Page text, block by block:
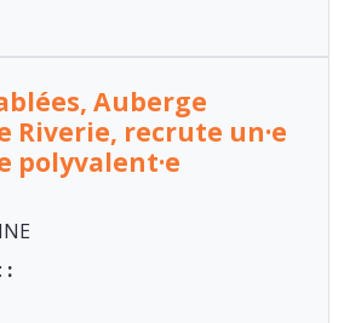
Auberge
Riverie, recrute un·e
polyvalent·e
: